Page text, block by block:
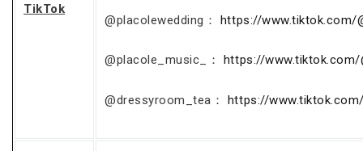
TikTok
@placolewedding： https://www.tiktok.com/
@placole_music_： https://
@dressyroom_tea： https://